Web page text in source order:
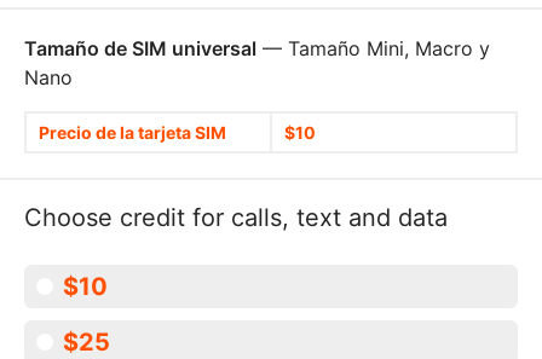
Tamaño de SIM universal — Tamaño Mini, Macro y
Nano
Precio de la tarjeta SIM $10
Choose credit for calls, text and data
$10
$25